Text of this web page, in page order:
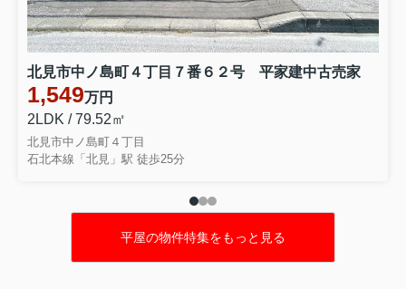
北見市中ノ島町４丁目７番６２号 平家建中古売家
1,549万円
2LDK / 79.52㎡
北見市中ノ島町４丁目
石北本線「北見」駅 徒歩25分
平屋の物件特集をもっと見る